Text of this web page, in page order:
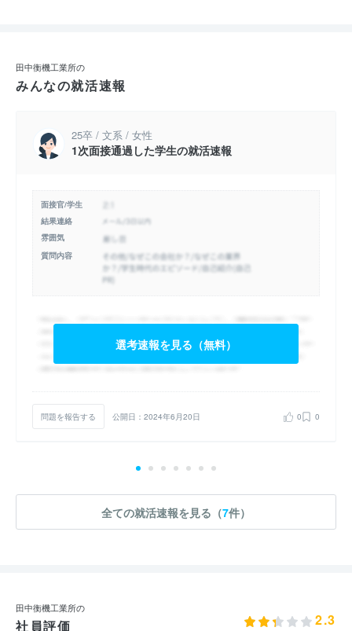
田中衡機工業所の
みんなの就活速報
25卒 / 文系 / 女性
1次面接通過した学生の就活速報
面接官/学生
結果連絡
雰囲気
質問内容
選考速報を見る（無料）
問題を報告する 公開日：2024年6月20日 0 0
全ての就活速報を見る（7件）
田中衡機工業所の
社員評価 2.3